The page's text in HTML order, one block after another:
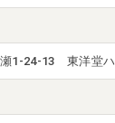
1-24-13 東洋堂